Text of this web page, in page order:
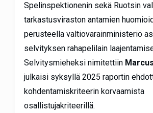
Spelinspektionenin sekä Ruotsin
tarkastusviraston antamien
perusteella valtiovarainministeriö
selvityksen rahapelilain
Selvitysmieheksi nimitettiin
julkaisi syksyllä 2025 raportin
kohdentamiskriteerin korvaamista
osallistujakriteerillä.